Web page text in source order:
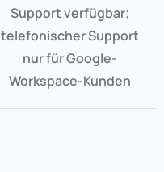
Support verfügbar;
telefonischer Support
nur für Google-
Workspace-Kunden